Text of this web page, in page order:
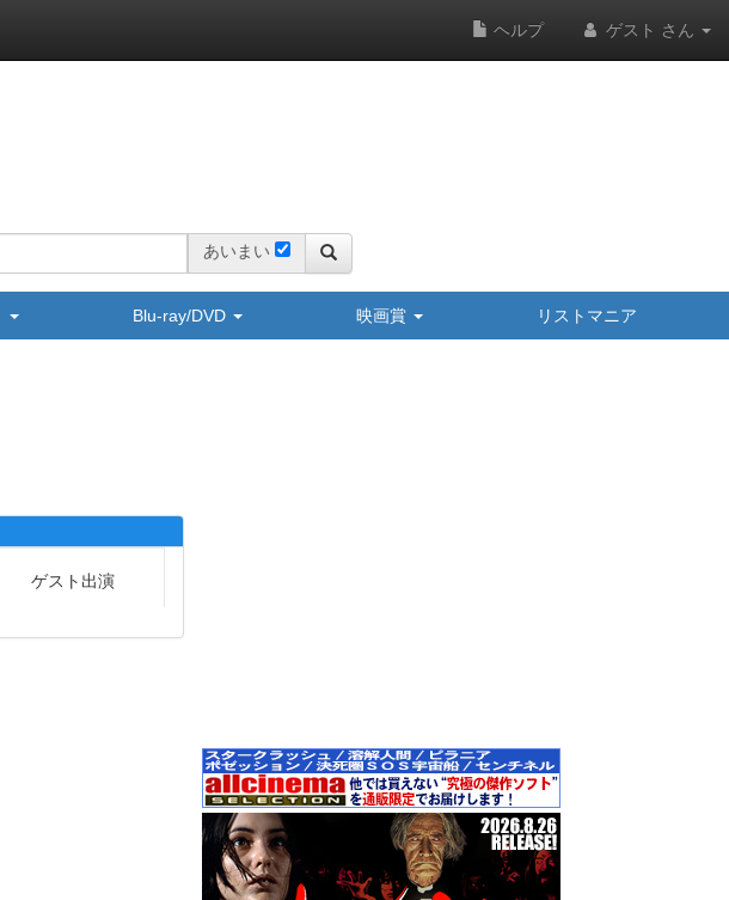
ヘルプ ゲスト さん
あいまい
Blu-ray/DVD 映画賞 リストマニア
ゲスト出演